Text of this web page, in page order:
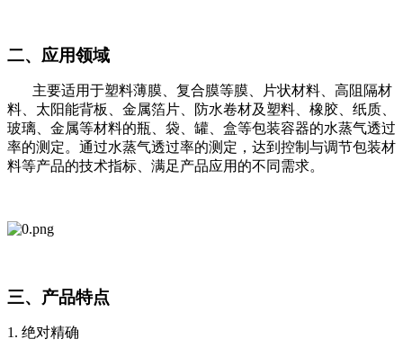
二、应用领域
主要适用于塑料薄膜、复合膜等膜、片状材料、高阻隔材
料、太阳能背板、金属箔片、防水卷材及塑料、橡胶、纸质、
玻璃、金属等材料的瓶、袋、罐、盒等包装容器的水蒸气透过
率的测定。通过水蒸气透过率的测定，达到控制与调节包装材
料等产品的技术指标、满足产品应用的不同需求。
三、产品特点
1. 绝对精确